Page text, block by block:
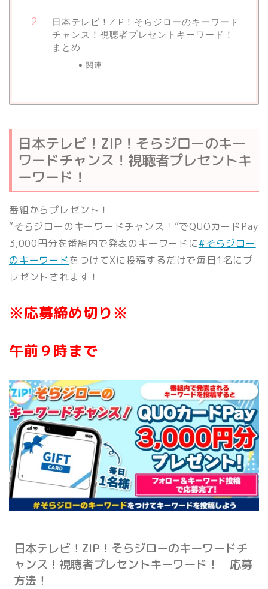
日本テレビ！ZIP！そらジローのキーワード
チャンス！視聴者プレセントキーワード！
まとめ
関連
日本テレビ！ZIP！そらジローのキー
ワードチャンス！視聴者プレセントキ
ーワード！
番組からプレゼント！
“そらジローのキーワードチャンス！”でQUOカードPay
3,000円分を番組内で発表のキーワードに#そらジロー
のキーワードをつけてXに投稿するだけで毎日1 名にプ
レゼントされます！
※応募締め切り※
午前９時まで
日本テレビ！ZIP！そらジローのキーワードチ
ャンス！視聴者プレセントキーワード！ 応募
方法！